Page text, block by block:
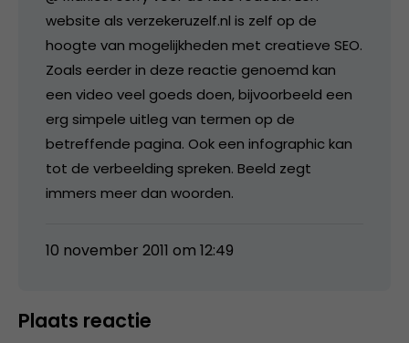
website als verzekeruzelf.nl is zelf op de
hoogte van mogelijkheden met creatieve SEO.
Zoals eerder in deze reactie genoemd kan
een video veel goeds doen, bijvoorbeeld een
erg simpele uitleg van termen op de
betreffende pagina. Ook een infographic kan
tot de verbeelding spreken. Beeld zegt
immers meer dan woorden.
10 november 2011 om 12:49
Plaats reactie